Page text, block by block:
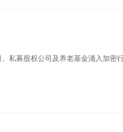
、私募股权公司及养老基金涌入加密